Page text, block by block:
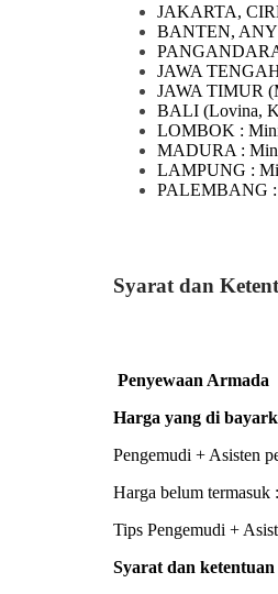
JAKARTA,
BANTEN,
JAWA
JAWA TIMUR
BALI (Lovina,
LOMBOK :
MADURA :
LAMPUNG :
PALEMBANG :
Syarat dan
Penyewaan Armada
Harga yang di
Pengemudi + Asisten
Harga belum termasuk :
Tips Pengemudi +
Syarat dan ketentuan